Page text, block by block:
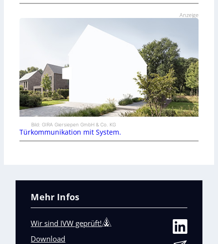
Anzeige
Bild: GIRA Giersiepen GmbH & Co. KG
Türkommunikation mit System.
Mehr Infos
Wir sind IVW geprüft!
Download